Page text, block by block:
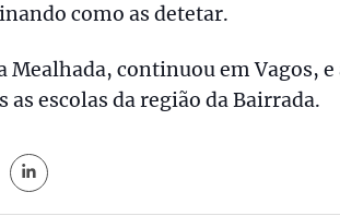
como as detetar.
Mealhada, continuou em Vagos, e
escolas da região da Bairrada.